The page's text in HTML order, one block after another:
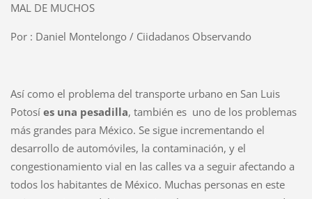
MAL DE MUCHOS
Por : Daniel Montelongo / Ciidadanos Observando
Así como el problema del transporte urbano en San Luis
Potosí es una pesadilla, también es uno de los problemas
más grandes para México. Se sigue incrementando el
desarrollo de automóviles, la contaminación, y el
congestionamiento vial en las calles va a seguir afectando a
todos los habitantes de México. Muchas personas en este